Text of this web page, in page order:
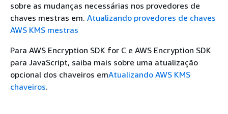
sobre as mudanças necessárias nos provedores de
chaves mestras em. Atualizando provedores de chaves
AWS KMS mestras
Para AWS Encryption SDK for C e AWS Encryption SDK
para JavaScript, saiba mais sobre uma atualização
opcional dos chaveiros emAtualizando AWS KMS
chaveiros.